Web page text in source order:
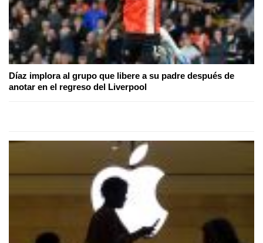
Díaz implora al grupo que libere a su padre después de
anotar en el regreso del Liverpool